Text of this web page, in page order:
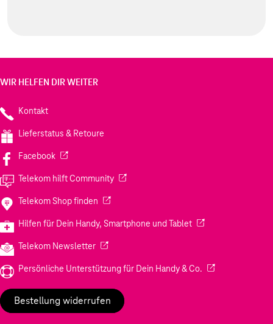
WIR HELFEN DIR WEITER
Kontakt
Lieferstatus & Retoure
Facebook(Wird in einem neuen Tab geöffnet)
Telekom hilft Community(Wird in einem neuen Tab geöffnet)
Telekom Shop finden (Wird in einem neuen Tab geöffnet)
Hilfen für Dein Handy, Smartphone und Tablet(Wird in einem
Telekom Newsletter(Wird in einem neuen Tab geöffnet)
Persönliche Unterstützung für Dein Handy & Co. (Wird in einem
Bestellung widerrufen